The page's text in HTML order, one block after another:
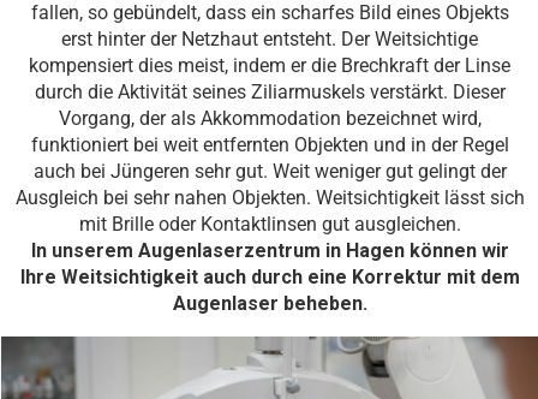
fallen, so gebündelt, dass ein scharfes Bild eines Objekts
erst hinter der Netzhaut entsteht. Der Weitsichtige
kompensiert dies meist, indem er die Brechkraft der Linse
durch die Aktivität seines Ziliarmuskels verstärkt. Dieser
Vorgang, der als Akkommodation bezeichnet wird,
funktioniert bei weit entfernten Objekten und in der Regel
auch bei Jüngeren sehr gut. Weit weniger gut gelingt der
Ausgleich bei sehr nahen Objekten. Weitsichtigkeit lässt sich
mit Brille oder Kontaktlinsen gut ausgleichen.
In unserem Augenlaserzentrum in Hagen können wir
Ihre Weitsichtigkeit auch durch eine Korrektur mit dem
Augenlaser beheben.